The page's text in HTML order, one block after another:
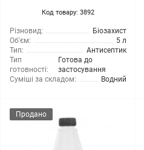
Код товару: 3892
Різновид:
Біозахист
Об'єм:
5 л
Тип:
Антисептик
Тип
готовності:
Готова до
застосування
Суміші за складом:
Водний
Продано